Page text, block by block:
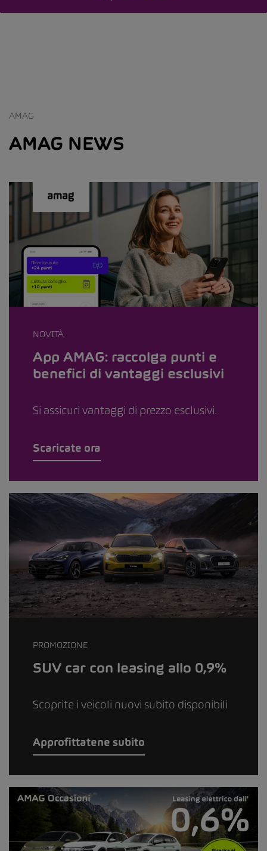
AMAG
AMAG NEWS
NOVITÀ
App AMAG: raccolga punti e
benefici di vantaggi esclusivi
Si assicuri vantaggi di prezzo esclusivi.
Scaricate ora
PROMOZIONE
SUV car con leasing allo 0,9%
Scoprite i veicoli nuovi subito disponibili
Approfittatene subito